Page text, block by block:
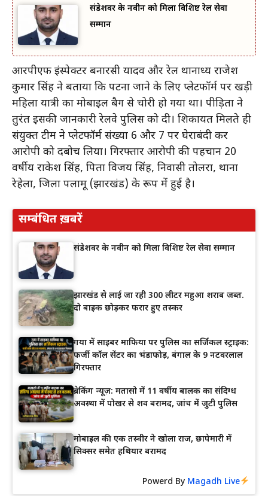
संडेशवर के नवीन को मिला विशिष्ट रेल सेवा
सम्मान
आरपीएफ इंस्पेक्टर बनारसी यादव और रेल थानाध्यक्ष राजेश
कुमार सिंह ने बताया कि पटना जाने के लिए प्लेटफॉर्म पर खड़ी
महिला यात्री का मोबाइल बैग से चोरी हो गया था। पीड़िता ने
तुरंत इसकी जानकारी रेलवे पुलिस को दी। शिकायत मिलते ही
संयुक्त टीम ने प्लेटफॉर्म संख्या 6 और 7 पर घेराबंदी कर
आरोपी को दबोच लिया। गिरफ्तार आरोपी की पहचान 20
वर्षीय राकेश सिंह, पिता विजय सिंह, निवासी तोलरा, थाना
रेहेला, जिला पलामू (झारखंड) के रूप में हुई है।
सम्बंधित ख़बरें
संडेशवर के नवीन को मिला विशिष्ट रेल सेवा सम्मान
झारखंड से लाई जा रही 300 लीटर महुआ शराब जब्त.
दो बाइक छोड़कर फरार हुए तस्कर
गया में साइबर माफिया पर पुलिस का सर्जिकल स्ट्राइक:
फर्जी कॉल सेंटर का भंडाफोड़, बंगाल के 9 नटवरलाल
गिरफ्तार
ब्रेकिंग न्यूज़: मतासो में 11 वर्षीय बालक का संदिग्ध
अवस्था में पोखर से शव बरामद, जांच में जुटी पुलिस
मोबाइल की एक तस्वीर ने खोला राज, छापेमारी में
सिक्सर समेत हथियार बरामद
Powerd By Magadh Live